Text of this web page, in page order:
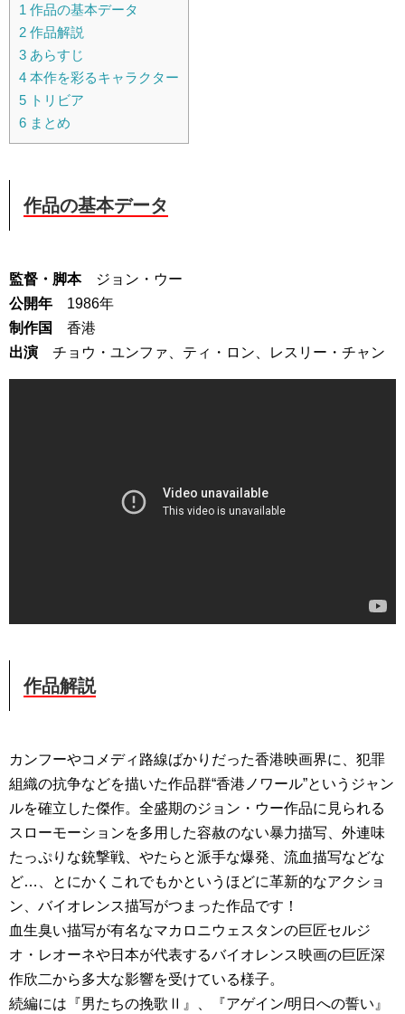
1 作品の基本データ
2 作品解説
3 あらすじ
4 本作を彩るキャラクター
5 トリビア
6 まとめ
作品の基本データ
監督・脚本ジョン・ウー
公開年 1986年
制作国
香港
出演 チョウ・ユンファ、ティ・ロン、レスリー・チャン
作品解説
カンフーやコメディ路線ばかりだった香港映画界に、犯罪
組織の抗争などを描いた作品群“香港ノワール”というジャン
ルを確立した傑作。全盛期のジョン・ウー作品に見られる
スローモーションを多用した容赦のない暴力描写、外連味
たっぷりな銃撃戦、やたらと派手な爆発、流血描写などな
ど…、とにかくこれでもかというほどに革新的なアクショ
ン、バイオレンス描写がつまった作品です！
血生臭い描写が有名なマカロニウェスタンの巨匠セルジ
オ・レオーネや日本が代表するバイオレンス映画の巨匠深
作欣二から多大な影響を受けている様子。
続編には『男たちの挽歌Ⅱ』、『アゲイン/明日への誓い』